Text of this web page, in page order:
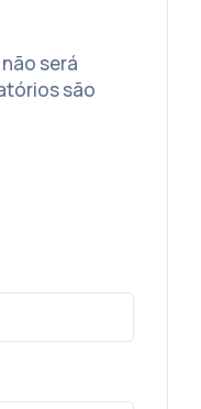
será
são